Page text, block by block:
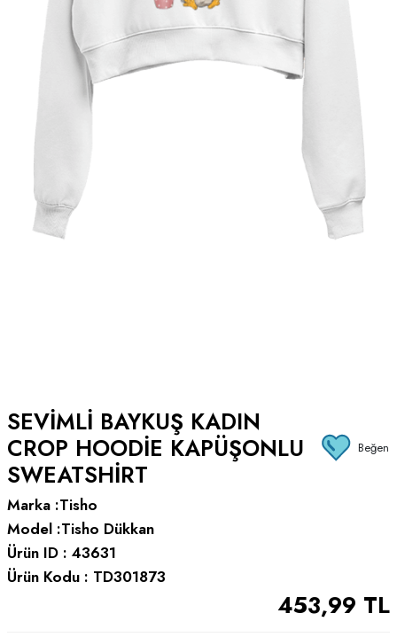
SEVIMLI BAYKUŞ KADIN
CROP HOODIE KAPÜŞONLU
SWEATSHIRT
Beğen
Marka :Tisho
Model :Tisho Dükkan
Ürün ID : 43631
Ürün Kodu : TD301873
453,99 TL